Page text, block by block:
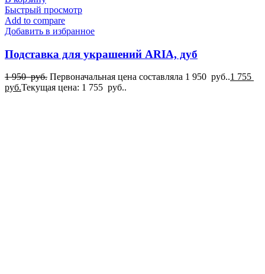
Быстрый просмотр
Add to compare
Добавить в избранное
Подставка для украшений ARIA, дуб
1 950руб. Первоначальная цена составляла 1 950 руб..1 755
руб.Текущая цена: 1 755 руб..